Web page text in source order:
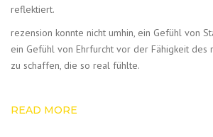
reflektiert.
rezension konnte nicht umhin, ein Gefühl von
ein Gefühl von Ehrfurcht vor der Fähigkeit des
zu schaffen, die so real fühlte.
READ MORE